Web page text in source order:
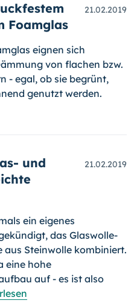
Foamglas
21.02.2019
eignen sich
von flachen bzw.
- egal, ob sie begrünt,
genutzt werden.
und
21.02.2019
ein eigenes
das Glaswolle-
aus Steinwolle kom­bi­niert.
eine hohe
auf - es ist also